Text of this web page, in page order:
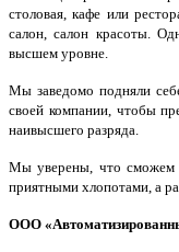
столовая, кафе или
салон, салон красоты.
высшем уровне.
Мы заведомо подняли
своей компании, чтобы
наивысшего разряда.
Мы уверены, что сможем
приятными хлопотами, а
ООО